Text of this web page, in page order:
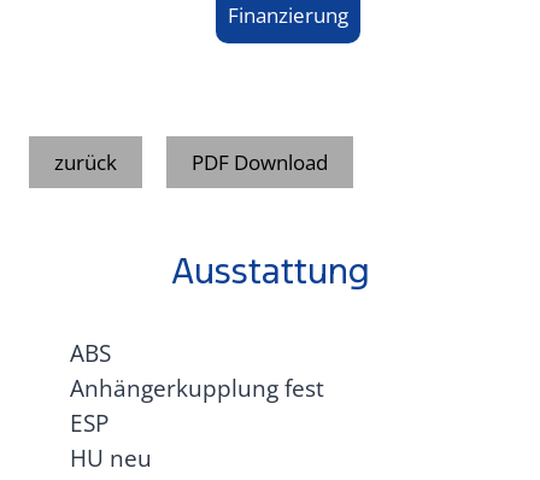
Finanzierung
zurück PDF Download
Ausstattung
ABS
Anhängerkupplung fest
ESP
HU neu